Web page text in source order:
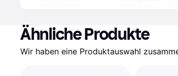
Ähnliche Produkte
Wir haben eine Produktauswahl